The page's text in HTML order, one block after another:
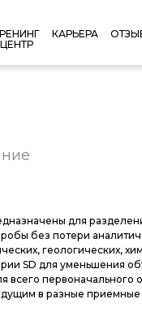
ЦЕНТР
КАРЬЕРА
для
без потери
геологических,
SD для уменьшения
всего
в разные приемные